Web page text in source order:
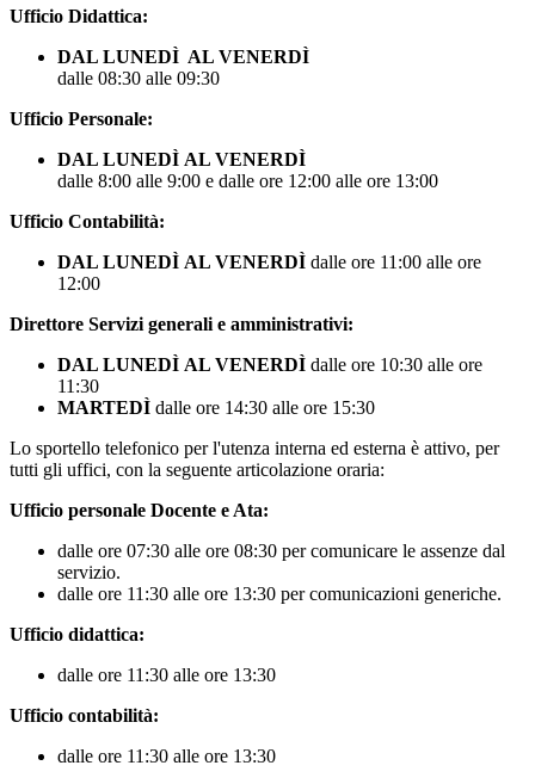
Ufficio Didattica:
DAL LUNEDÌ AL VENERDÌ
dalle 08:30 alle 09:30
Ufficio Personale:
DAL LUNEDÌ AL VENERDÌ
dalle 8:00 alle 9:00 e dalle ore 12:00 alle ore 13:00
Ufficio Contabilità:
DAL LUNEDÌ AL VENERDÌ dalle ore 11:00 alle ore
12:00
Direttore Servizi generali e amministrativi:
DAL LUNEDÌ AL VENERDÌ dalle ore 10:30 alle ore
11:30
MARTEDÌ dalle ore 14:30 alle ore 15:30
Lo sportello telefonico per l'utenza interna ed esterna è attivo, per
tutti gli uffici, con la seguente articolazione oraria:
Ufficio personale Docente e Ata:
dalle ore 07:30 alle ore 08:30 per comunicare le assenze dal
servizio.
dalle ore 11:30 alle ore 13:30 per comunicazioni generiche.
Ufficio didattica:
dalle ore 11:30 alle ore 13:30
Ufficio contabilità:
dalle ore 11:30 alle ore 13:30